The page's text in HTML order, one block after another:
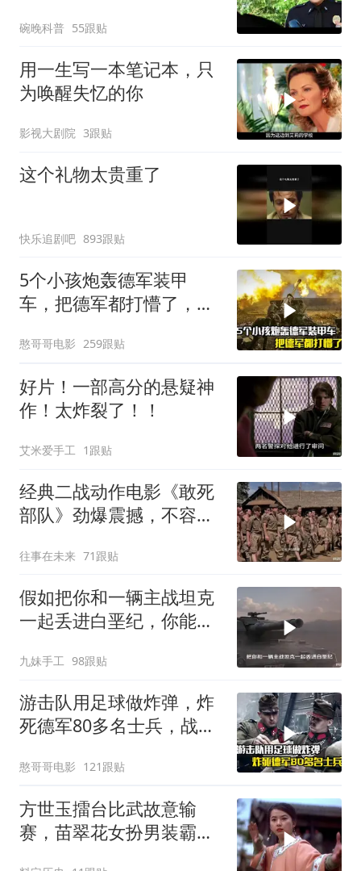
碗晚科普 55跟贴
用一生写一本笔记本，只
为唤醒失忆的你
影视大剧院 3跟贴
这个礼物太贵重了
快乐追剧吧 893跟贴
5个小孩炮轰德军装甲
车，把德军都打懵了，战
憨哥哥电影 259跟贴
好片！一部高分的悬疑神
作！太炸裂了！！
艾米爱手工 1跟贴
经典二战动作电影《敢死
部队》劲爆震撼，不容错
往事在未来 71跟贴
假如把你和一辆主战坦克
一起丢进白垩纪，你能统
九妹手工 98跟贴
游击队用足球做炸弹，炸
死德军80多名士兵，战争
憨哥哥电影 121跟贴
方世玉擂台比武故意输
赛，苗翠花女扮男装霸气